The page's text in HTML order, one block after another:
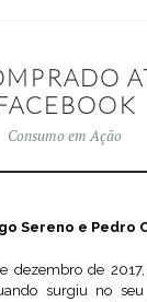
Consumo em Ação
Sereno e Pedro
dezembro de
surgiu no